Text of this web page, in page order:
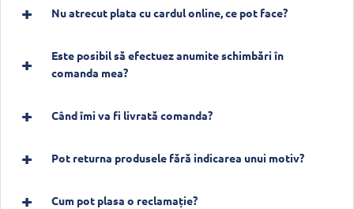
Nu atrecut plata cu cardul online, ce pot face?
Este posibil să efectuez anumite schimbări în
comanda mea?
Când îmi va fi livrată comanda?
Pot returna produsele fără indicarea unui motiv?
Cum pot plasa o reclamație?